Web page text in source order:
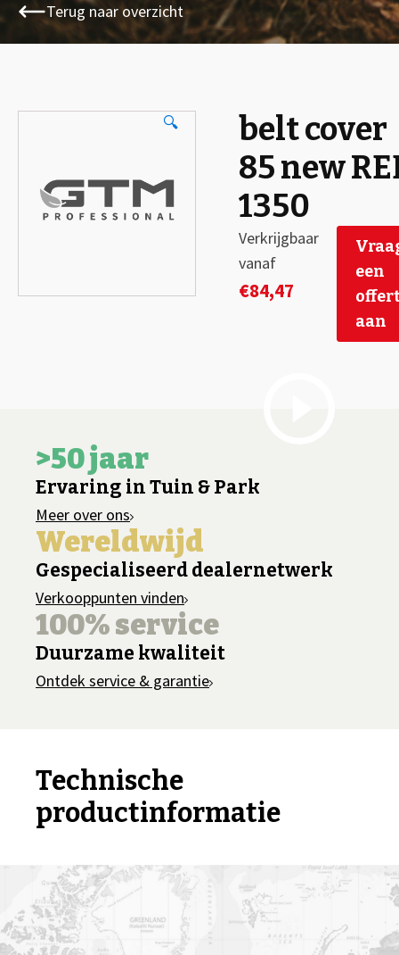
Terug naar overzicht
🔍
belt cover
85 new
1350
Verkrijgbaar
vanaf
€84,47
een
aan
>50 jaar
Ervaring in Tuin & Park
Meer over ons
Wereldwijd
Gespecialiseerd dealernetwerk
Verkooppunten vinden
100% service
Duurzame kwaliteit
Ontdek service & garantie
Technische
productinformatie